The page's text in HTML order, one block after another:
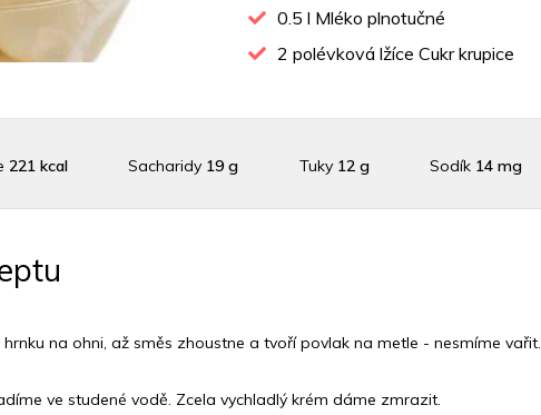
0.5 l Mléko plnotučné
2 polévková lžíce Cukr krupice
221 kcal Sacharidy 19 g Tuky 12 g Sodík 14 mg
na ohni, až směs zhoustne a tvoří povlak na metle - nesmíme vařit.
ve studené vodě. Zcela vychladlý krém dáme zmrazit.